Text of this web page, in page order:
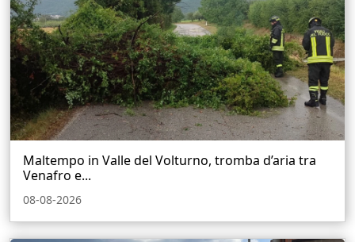
Maltempo in Valle del Volturno, tromba d’aria tra
Venafro e...
08-08-2026